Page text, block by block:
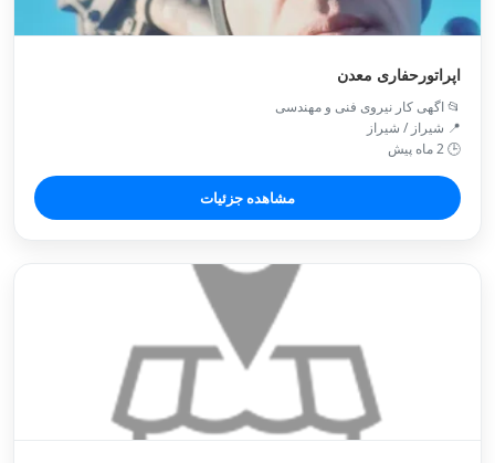
اپراتورحفاری معدن
📂 اگهی کار نیروی فنی و مهندسی
📍 شیراز / شیراز
🕒 2 ماه پیش
مشاهده جزئیات